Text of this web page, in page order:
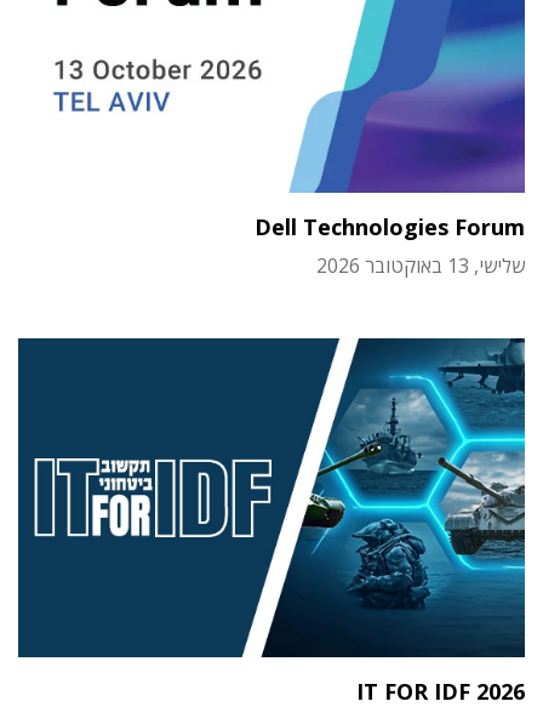
Dell Technologies Forum
שלישי, 13 באוקטובר 2026
IT FOR IDF 2026